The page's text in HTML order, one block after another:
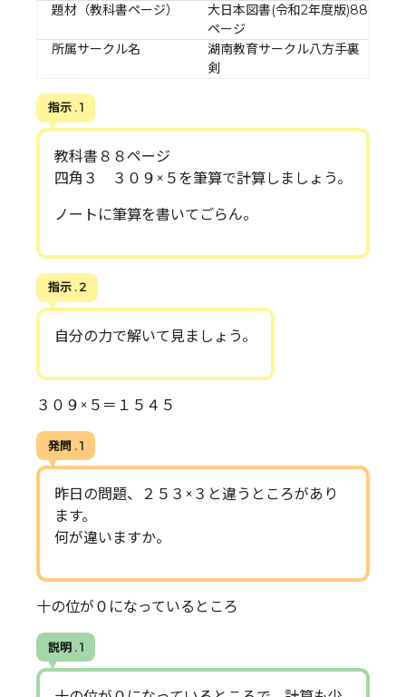
題材（教科書ページ）
大日本図書(令和2年度版)88
ページ
所属サークル名
湖南教育サークル八方手裏
剣
指示 . 1
教科書８８ページ
四角３ ３０９×５を筆算で計算しましょう。
ノートに筆算を書いてごらん。
指示 . 2
自分の力で解いて見ましょう。
３０９×５＝１５４５
発問 . 1
昨日の問題、２５３×３と違うところがあり
ます。
何が違いますか。
十の位が０になっているところ
説明 . 1